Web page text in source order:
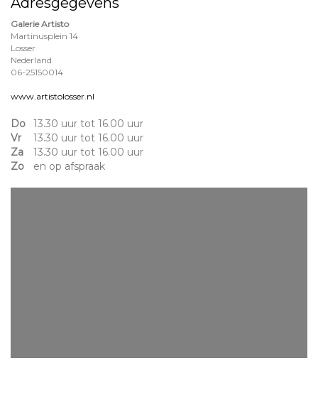
Galerie Artisto
Martinusplein 14
Losser
Nederland
06-25150014
www.artistolosser.nl
Do
13.30 uur tot 16.00 uur
Vr
13.30 uur tot 16.00 uur
Za
13.30 uur tot 16.00 uur
Zo
en op afspraak